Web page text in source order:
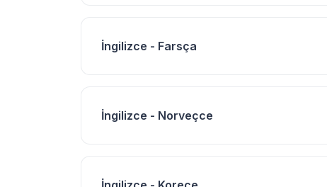
İngilizce - Farsça
İngilizce - Norveçce